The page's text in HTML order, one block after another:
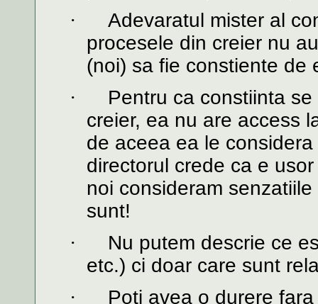
·
Adevaratul mister al
procesele din creier nu
(noi) sa fie constiente de
·
Pentru ca constiinta
creier, ea nu are access
de aceea ea le
directorul crede ca e
noi consideram
sunt!
·
Nu putem descrie ce
etc.) ci doar care sunt
·
Poti avea o durere